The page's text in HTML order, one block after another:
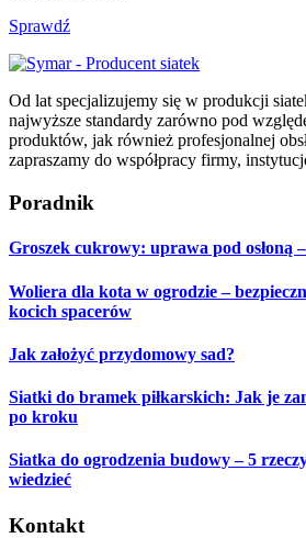
Sprawdź
Od lat specjalizujemy się w produkcji
najwyższe standardy zarówno pod
produktów, jak również profesjonalnej
zapraszamy do współpracy firmy,
Poradnik
Groszek cukrowy: uprawa pod osłoną
Woliera dla kota w ogrodzie –
kocich spacerów
Jak założyć przydomowy sad?
Siatki do bramek piłkarskich: Jak je
po kroku
Siatka do ogrodzenia budowy – 5
wiedzieć
Kontakt